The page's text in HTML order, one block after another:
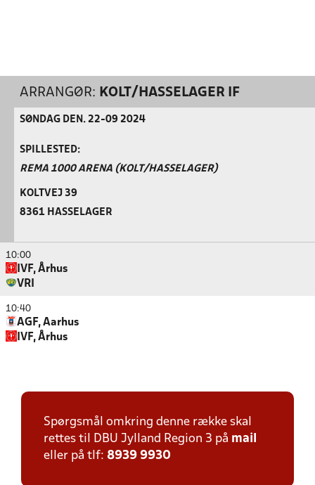
ARRANGØR: KOLT/HASSELAGER IF
SØNDAG DEN. 22-09 2024
SPILLESTED:
REMA 1000 ARENA (KOLT/HASSELAGER)
KOLTVEJ 39
8361 HASSELAGER
10:00
IVF, Århus
VRI
10:40
AGF, Aarhus
IVF, Århus
Spørgsmål omkring denne række skal
rettes til DBU Jylland Region 3 på mail
eller på tlf: 8939 9930